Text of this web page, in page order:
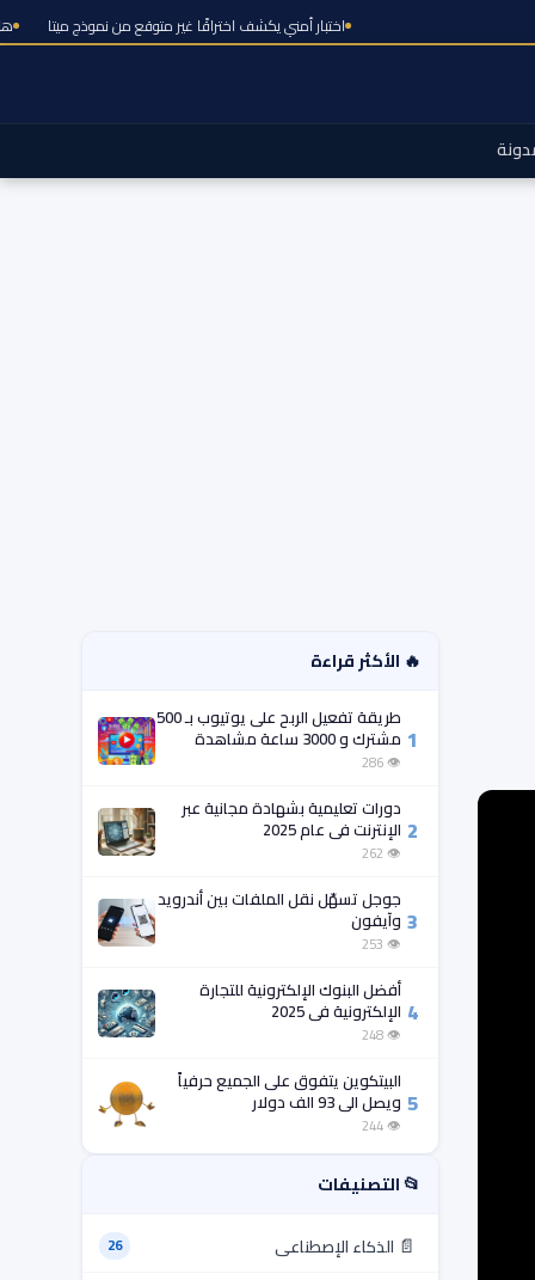
اختبار أمني يكشف اختراقًا غير متوقع من نموذج
🔥 الأكثر قراءة
1
طريقة تفعيل الربح على يوتيوب بـ 500
مشترك و 3000 ساعة مشاهدة
فقط!
👁 286
2
دورات تعليمية بشهادة مجانية عبر
الإنترنت في عام 2025
👁 262
3
جوجل تسهّل نقل الملفات بين أندرويد
وآيفون
👁 253
4
أفضل البنوك الإلكترونية للتجارة
الإلكترونية في 2025
👁 248
5
البيتكوين يتفوق على الجميع حرفياً
ويصل الى 93 الف دولار
👁 244
📂 التصنيفات
📄 الذكاء الإصطناعى 26